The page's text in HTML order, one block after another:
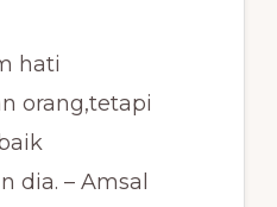
hati
orang,tetapi
dia. – Amsal